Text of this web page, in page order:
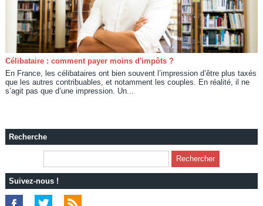
Célibataire : comment payer moins d'impôts ?
En France, les célibataires ont bien souvent l’impression d’être plus taxés
que les autres contribuables, et notamment les couples. En réalité, il ne
s’agit pas que d’une impression. Un...
Recherche
Suivez-nous !